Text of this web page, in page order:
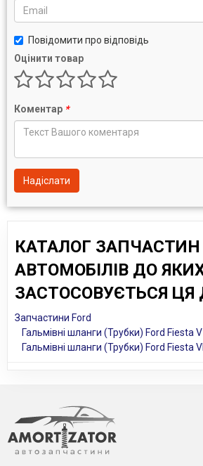
Повідомити про відповідь
Оцінити товар
Коментар *
Надіслати
КАТАЛОГ
АВТОМОБІЛІВ ДО
ЗАСТОСОВУЄТЬСЯ ЦЯ
Запчастини Ford
Гальмівні шланги (Трубки) Ford Fiesta V
Гальмівні шланги (Трубки) Ford Fiesta VI